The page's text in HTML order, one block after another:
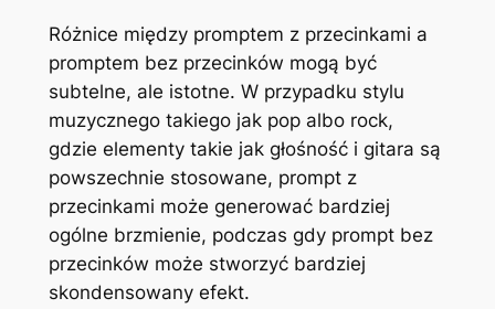
Różnice między promptem z przecinkami a
promptem bez przecinków mogą być
subtelne, ale istotne. W przypadku stylu
muzycznego takiego jak pop albo rock,
gdzie elementy takie jak głośność i gitara są
powszechnie stosowane, prompt z
przecinkami może generować bardziej
ogólne brzmienie, podczas gdy prompt bez
przecinków może stworzyć bardziej
skondensowany efekt.